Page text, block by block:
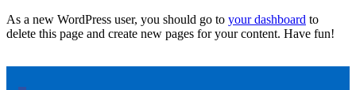
As a new WordPress user, you should go to your dashboard to
delete this page and create new pages for your content. Have fun!